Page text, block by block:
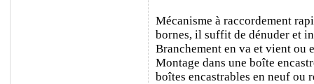
Mécanisme à raccordement
bornes, il suffit de dénuder et
Branchement en va et vient ou
Montage dans une boîte
boîtes encastrables en neuf ou